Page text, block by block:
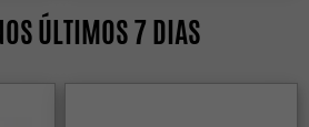
ÚLTIMOS 7 DIAS